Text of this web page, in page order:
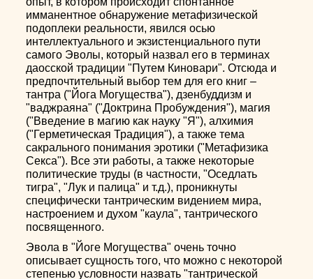
имманентное обнаружение метафизической
подоплеки реальности, явился осью
интеллектуального и экзистенциального пути
самого Эволы, который назвал его в терминах
даосской традиции "Путем Киновари". Отсюда и
предпочтительный выбор тем для его книг –
тантра ("Йога Могущества"), дзенбуддизм и
"ваджраяна" ("Доктрина Пробуждения"), магия
("Введение в магию как науку "Я"), алхимия
("Герметическая Традиция"), а также тема
сакрального понимания эротики ("Метафизика
Секса"). Все эти работы, а также некоторые
политические труды (в частности, "Оседлать
тигра", "Лук и палица" и т.д.), проникнуты
специфически тантрическим видением мира,
настроением и духом "каула", тантрического
посвященного.
Эвола в "Йоге Могущества" очень точно
описывает сущность того, что можно с некоторой
степенью условности назвать "тантрической